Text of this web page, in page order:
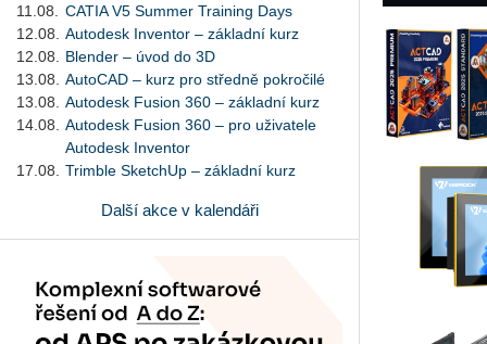
11.08.
CATIA V5 Summer Training Days
12.08.
Autodesk Inventor – základní kurz
12.08.
Blender – úvod do 3D
13.08.
AutoCAD – kurz pro středně pokročilé
13.08.
Autodesk Fusion 360 – základní kurz
14.08.
Autodesk Fusion 360 – pro uživatele
Autodesk Inventor
17.08.
Trimble SketchUp – základní kurz
Další akce v kalendáři